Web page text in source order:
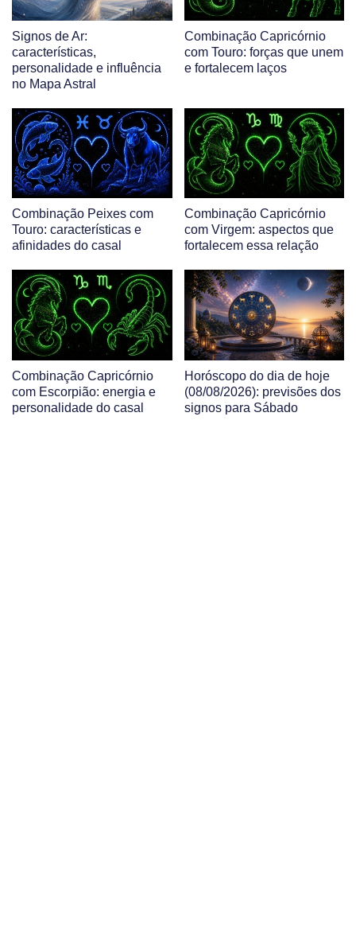
Signos de Ar:
características,
personalidade e influência
no Mapa Astral
Combinação Capricórnio
com Touro: forças que unem
e fortalecem laços
Combinação Peixes com
Touro: características e
afinidades do casal
Combinação Capricórnio
com Virgem: aspectos que
fortalecem essa relação
Combinação Capricórnio
com Escorpião: energia e
personalidade do casal
Horóscopo do dia de hoje
(08/08/2026): previsões dos
signos para Sábado